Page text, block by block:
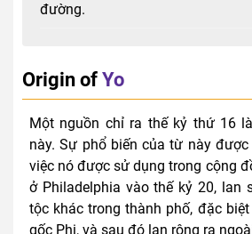
đường.
Origin ofYo
Một nguồn chỉ ra thế kỷ thứ 16
này. Sự phổ biến của từ này
việc nó được sử dụng trong cộng
ở Philadelphia vào thế kỷ 20, lan
tộc khác trong thành phố, đặc
gốc Phi, và sau đó lan rộng ra